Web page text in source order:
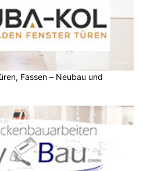
Fassen – Neubau und